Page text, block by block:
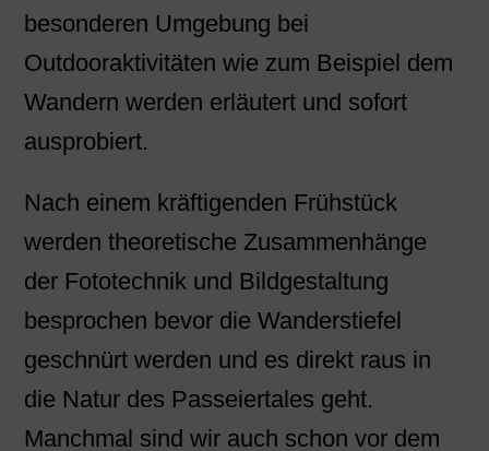
besonderen Umgebung bei
Outdooraktivitäten wie zum Beispiel dem
Wandern werden erläutert und sofort
ausprobiert.
Nach einem kräftigenden Frühstück
werden theoretische Zusammenhänge
der Fototechnik und Bildgestaltung
besprochen bevor die Wanderstiefel
geschnürt werden und es direkt raus in
die Natur des Passeiertales geht.
Manchmal sind wir auch schon vor dem